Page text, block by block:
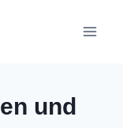
und